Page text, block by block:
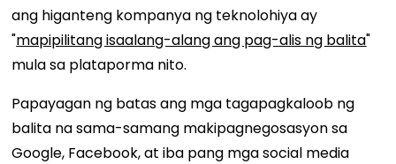
ang higanteng kompanya ng teknolohiya ay
"mapipilitang isaalang-alang ang pag-alis ng balita"
mula sa plataporma nito.
Papayagan ng batas ang mga tagapagkaloob ng
balita na sama-samang makipagnegosasyon sa
Google, Facebook, at iba pang mga social media